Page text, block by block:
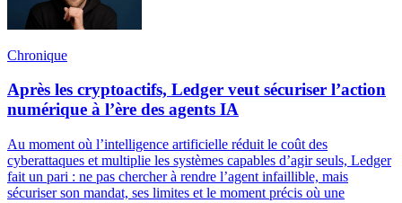
Chronique
Après les cryptoactifs, Ledger veut sécuriser l’action
numérique à l’ère des agents IA
Au moment où l’intelligence artificielle réduit le coût des
cyberattaques et multiplie les systèmes capables d’agir seuls, Ledger
fait un pari : ne pas chercher à rendre l’agent infaillible, mais
sécuriser son mandat, ses limites et le moment précis où une